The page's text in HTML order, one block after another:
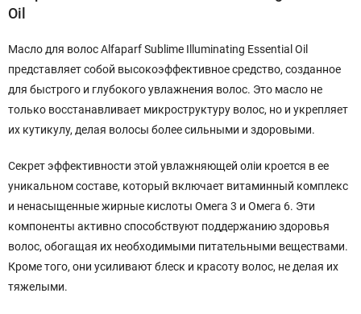
Oil
Масло для волос Alfaparf Sublime Illuminating Essential Oil
представляет собой высокоэффективное средство, созданное
для быстрого и глубокого увлажнения волос. Это масло не
только восстанавливает микроструктуру волос, но и укрепляет
их кутикулу, делая волосы более сильными и здоровыми.
Секрет эффективности этой увлажняющей оліи кроется в ее
уникальном составе, который включает витаминный комплекс
и ненасыщенные жирные кислоты Омега 3 и Омега 6. Эти
компоненты активно способствуют поддержанию здоровья
волос, обогащая их необходимыми питательными веществами.
Кроме того, они усиливают блеск и красоту волос, не делая их
тяжелыми.